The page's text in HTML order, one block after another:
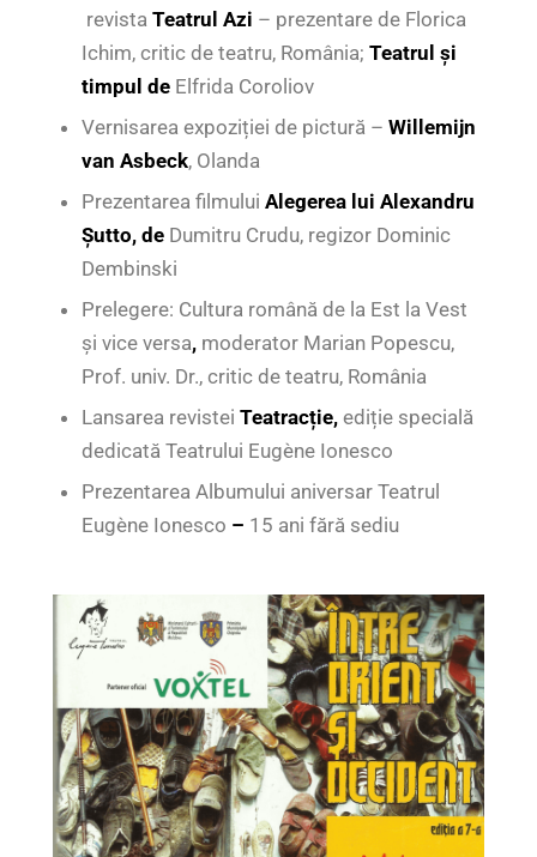
revista Teatrul Azi – prezentare de Florica
Ichim, critic de teatru, România; Teatrul și
timpul deElfrida Coroliov
Vernisarea expoziției de pictură – Willemijn
van Asbeck, Olanda
Prezentarea filmului Alegerea lui Alexandru
Şutto, deDumitru Crudu, regizor Dominic
Dembinski
Prelegere: Cultura română de la Est la Vest
și vice versa,moderator Marian Popescu,
Prof. univ. Dr., critic de teatru, România
Lansarea revistei Teatracție, ediție specială
dedicată Teatrului Eugène Ionesco
Prezentarea Albumului aniversar Teatrul
Eugène Ionesco – 15 ani fără sediu